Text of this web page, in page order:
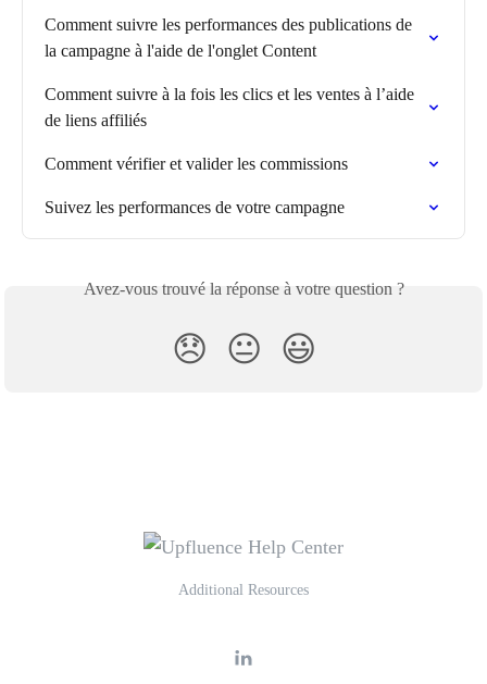
Comment suivre les performances des publications de
la campagne à l'aide de l'onglet Content
Comment suivre à la fois les clics et les ventes à l’aide
de liens affiliés
Comment vérifier et valider les commissions
Suivez les performances de votre campagne
Avez-vous trouvé la réponse à votre question ?
😞 😐 😃
Additional Resources